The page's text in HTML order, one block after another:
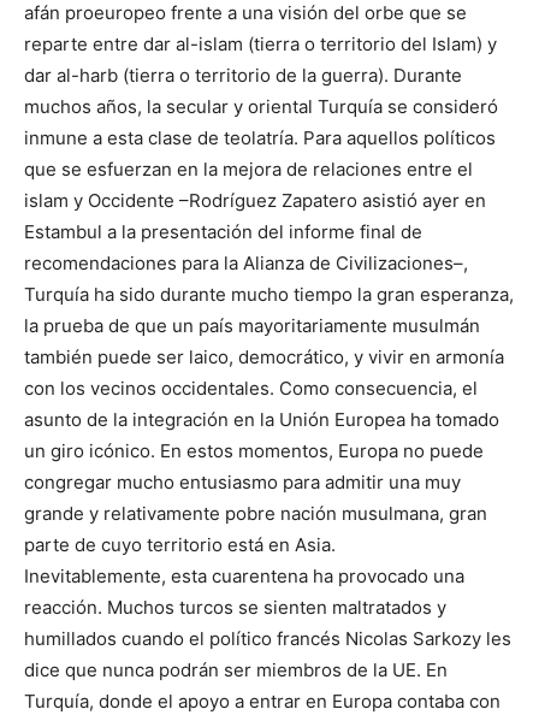
afán proeuropeo frente a una visión del orbe que se
reparte entre dar al-islam (tierra o territorio del Islam) y
dar al-harb (tierra o territorio de la guerra). Durante
muchos años, la secular y oriental Turquía se consideró
inmune a esta clase de teolatría. Para aquellos políticos
que se esfuerzan en la mejora de relaciones entre el
islam y Occidente –Rodríguez Zapatero asistió ayer en
Estambul a la presentación del informe final de
recomendaciones para la Alianza de Civilizaciones–,
Turquía ha sido durante mucho tiempo la gran esperanza,
la prueba de que un país mayoritariamente musulmán
también puede ser laico, democrático, y vivir en armonía
con los vecinos occidentales. Como consecuencia, el
asunto de la integración en la Unión Europea ha tomado
un giro icónico. En estos momentos, Europa no puede
congregar mucho entusiasmo para admitir una muy
grande y relativamente pobre nación musulmana, gran
parte de cuyo territorio está en Asia.
Inevitablemente, esta cuarentena ha provocado una
reacción. Muchos turcos se sienten maltratados y
humillados cuando el político francés Nicolas Sarkozy les
dice que nunca podrán ser miembros de la UE. En
Turquía, donde el apoyo a entrar en Europa contaba con